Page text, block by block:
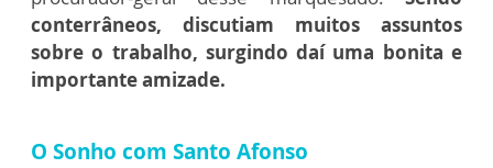
conterrâneos, discutiam muitos assuntos
sobre o trabalho, surgindo daí uma bonita e
importante amizade.
O Sonho com Santo Afonso